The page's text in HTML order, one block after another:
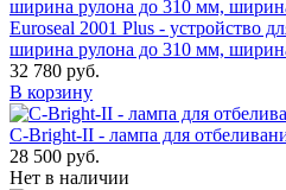
Euroseal 2001 Plus - устройство
ширина рулона до 310 мм,
32 780 руб.
В корзину
С-Bright-II - лампа для
28 500 руб.
Нет в наличии